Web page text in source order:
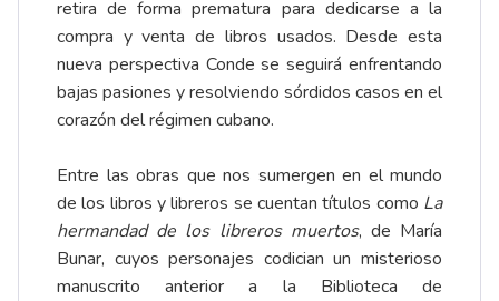
retira de forma prematura para dedicarse a la
compra y venta de libros usados. Desde esta
nueva perspectiva Conde se seguirá enfrentando
bajas pasiones y resolviendo sórdidos casos en el
corazón del régimen cubano.
Entre las obras que nos sumergen en el mundo
de los libros y libreros se cuentan títulos como La
hermandad de los libreros muertos, de María
Bunar, cuyos personajes codician un misterioso
manuscrito anterior a la Biblioteca de